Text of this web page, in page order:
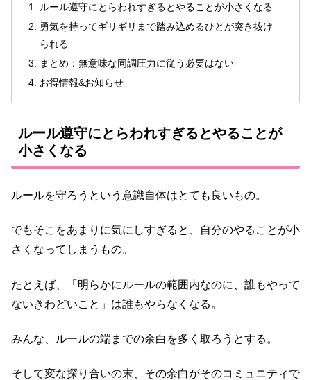
ルール遵守にとらわれすぎるとやることが小さくなる
勇気を持ってギリギリまで踏み込めるひとが突き抜け
られる
まとめ：無意味な同調圧力に従う必要はない
お得情報&お知らせ
ルール遵守にとらわれすぎるとやることが
小さくなる
ルールを守ろうという意識自体はとても良いもの。
でもそこをあまりに気にしすぎると、自分のやることが小
さくなってしまうもの。
たとえば、「明らかにルールの範囲内なのに、誰もやって
ないきわどいこと」は誰もやらなくなる。
みんな、ルールの端までの余白を多く取ろうとする。
そして変な探り合いの末、その余白がそのコミュニティで